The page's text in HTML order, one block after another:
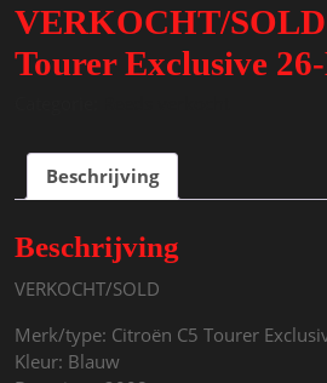
VERKOCHT/
Tourer Exclusive
Beschrijving
Beschrijving
VERKOCHT/SOLD
Merk/type: Citroën C5 Tourer
Kleur: Blauw